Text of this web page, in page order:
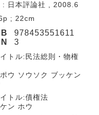
: 日本評論社 , 2008.6
; 22cm
N
978453551611
3
トル:民法総則・物権
ウ ソウソク ブッケン
トル:債権法
ン ホウ